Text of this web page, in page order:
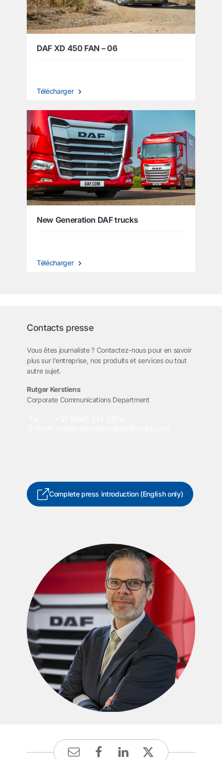
DAF XD 450 FAN – 06
Télécharger
New Generation DAF trucks
Télécharger
Contacts presse
Vous êtes journaliste ? Contactez-nous pour en savoir
plus sur l'entreprise, nos produits et services ou tout
autre sujet.
Rutger Kerstiens
Corporate Communications Department
Complete press introduction (English only)